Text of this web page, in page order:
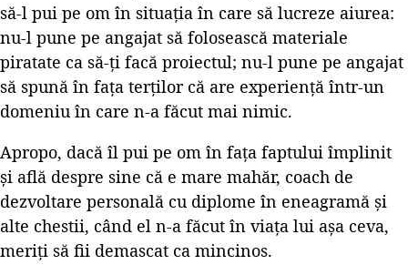
să-l pui pe om în situația în care să lucreze aiurea:
nu-l pune pe angajat să folosească materiale
piratate ca să-ți facă proiectul; nu-l pune pe angajat
să spună în fața terților că are experiență într-un
domeniu în care n-a făcut mai nimic.
Apropo, dacă îl pui pe om în fața faptului împlinit
și află despre sine că e mare mahăr, coach de
dezvoltare personală cu diplome în eneagramă și
alte chestii, când el n-a făcut în viața lui așa ceva,
meriți să fii demascat ca mincinos.